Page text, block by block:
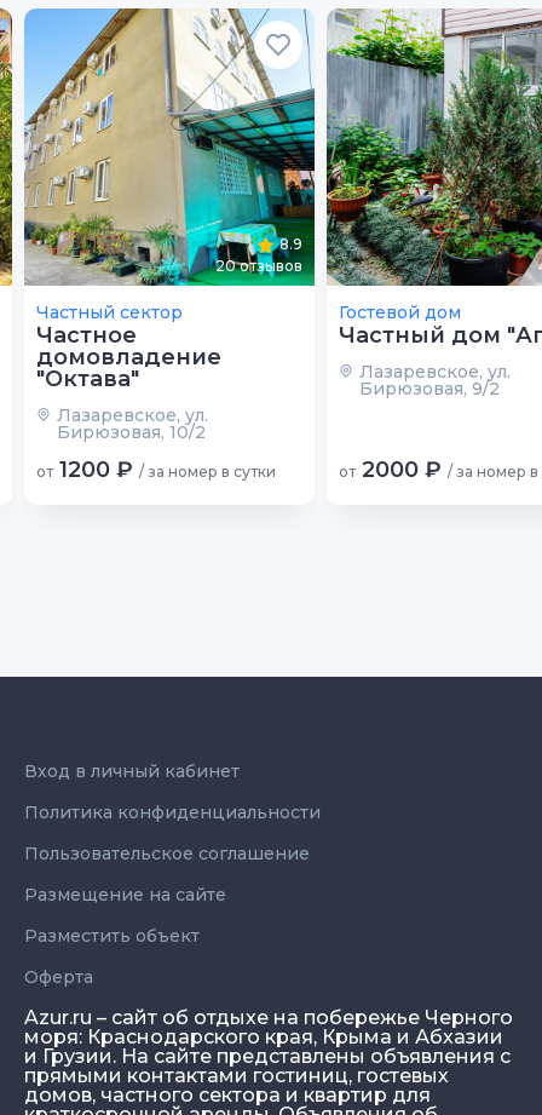
8.9
20отзывов
Частный сектор
Частное
домовладение
"Октава"
Лазаревское, ул.
Бирюзовая, 10/2
от 1200 ₽ / за номер в сутки
Гостевой дом
Частный дом
Лазаревское, ул.
Бирюзовая, 9/2
от 2000 ₽ / за номер в
Azur.ru – сайт об отдыхе на побережье Черного
моря: Краснодарского края, Крыма и Абхазии
и Грузии. На сайте представлены объявления с
прямыми контактами гостиниц, гостевых
домов, частного сектора и квартир для
Вход в личный кабинет
Политика конфиденциальности
Пользовательское соглашение
Размещение на сайте
Разместить объект
Оферта